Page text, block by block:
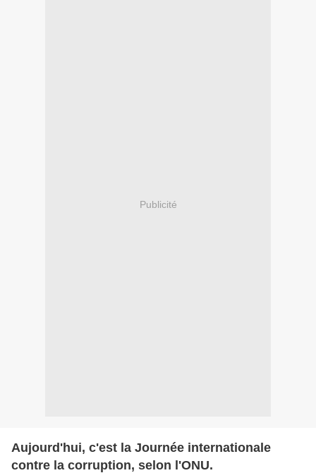
Publicité
Aujourd'hui, c'est la Journée internationale
contre la corruption, selon l'ONU.